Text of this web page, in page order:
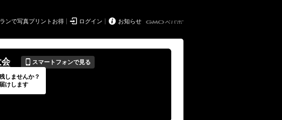
ンで写真プリントお得  ログイン  お知らせ
📱 スマートフォンで見る
---
しませんか？
けします